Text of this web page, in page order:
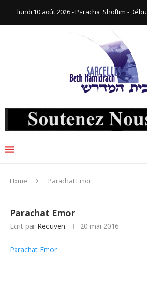
lundi 10 août 2026 - Paracha ‪ Shoftim‬ - Début
Home Parachat Emor
Parachat Emor
Ecrit par Reouven 20 mai 2016
Parachat Emor